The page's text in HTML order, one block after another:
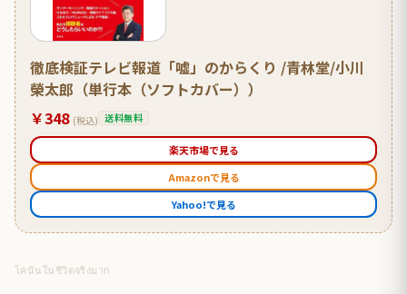
徹底検証テレビ報道「嘘」のからくり /青林堂/小川
榮太郎（単行本（ソフトカバー））
￥348 (税込) 送料無料
楽天市場で見る
Amazonで見る
Yahoo!で見る
โคนันในชีวิตจริงมาก